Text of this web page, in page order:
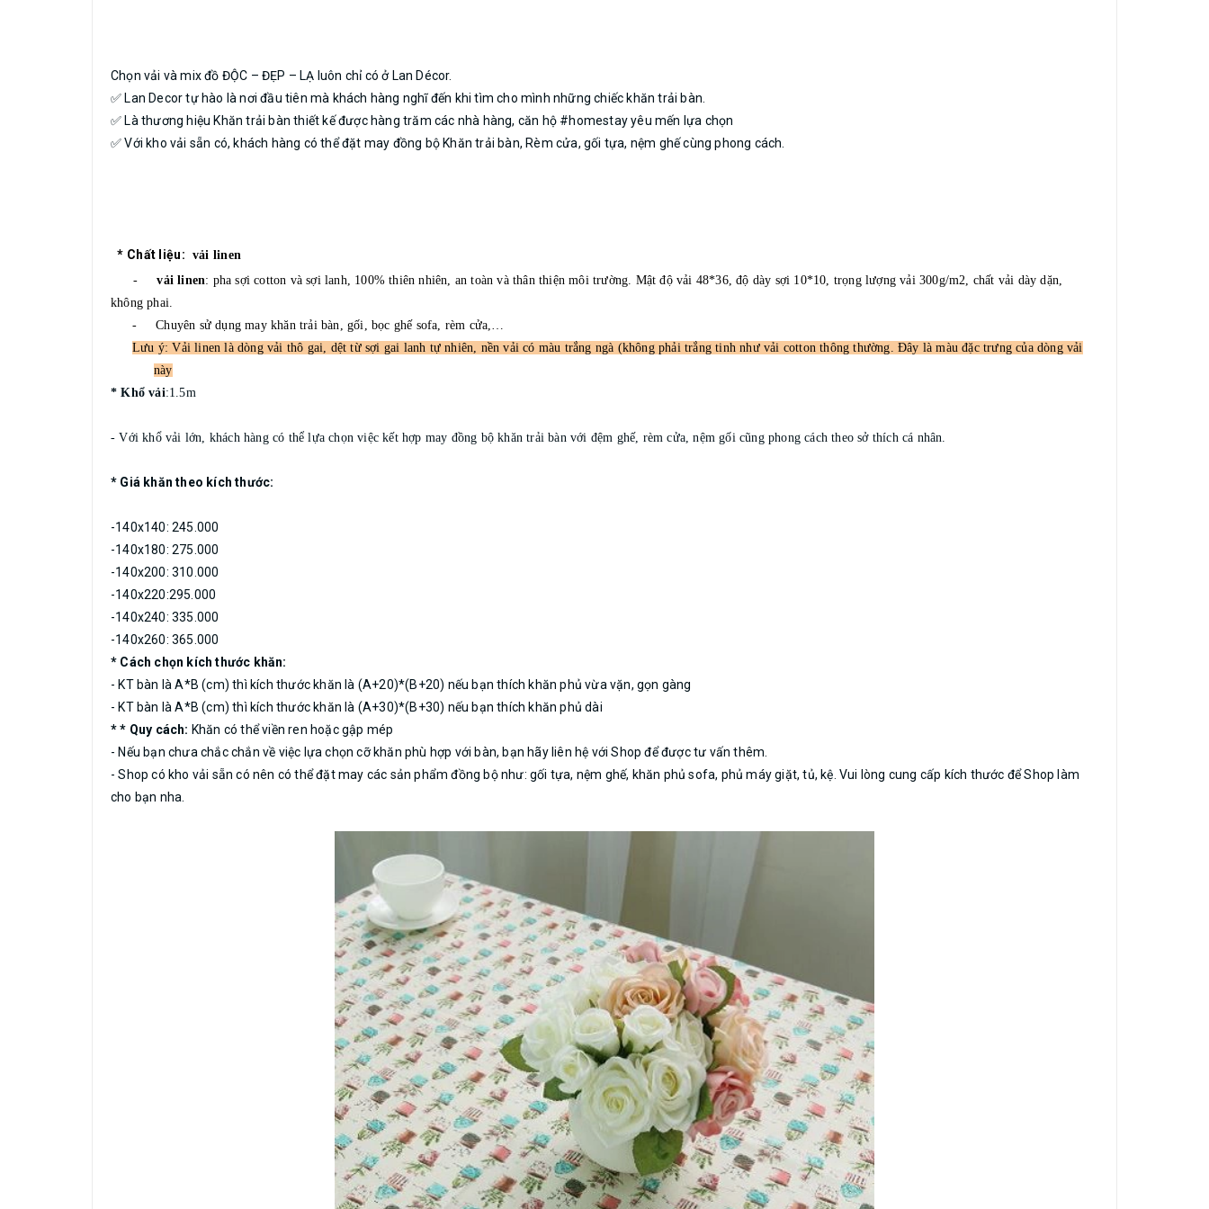
Chọn vải và mix đồ ĐỘC – ĐẸP – LẠ luôn chỉ có ở Lan Décor.
✅ Lan Decor tự hào là nơi đầu tiên mà khách hàng nghĩ đến khi tìm cho mình những chiếc khăn trải bàn.
✅ Là thương hiệu Khăn trải bàn thiết kế được hàng trăm các nhà hàng, căn hộ #homestay yêu mến lựa chọn
✅ Với kho vải sẵn có, khách hàng có thể đặt may đồng bộ Khăn trải bàn, Rèm cửa, gối tựa, nệm ghế cùng phong cách.
* Chất liệu: vải linen
-vải linen: pha sợi cotton và sợi lanh, 100% thiên nhiên, an toàn và thân thiện môi trường. Mật độ vải 48*36, độ dày sợi 10*10, trọng lượng vải 300g/m2, chất vải dày dặn,
không phai.
-Chuyên sử dụng may khăn trải bàn, gối, bọc ghế sofa, rèm cửa,…
Lưu ý: Vải linen là dòng vải thô gai, dệt từ sợi gai lanh tự nhiên, nền vải có màu trắng ngà (không phải trắng tinh như vải cotton thông thường. Đây là màu đặc trưng của dòng vải
này
* Khổ vải:1.5m
- Với khổ vải lớn, khách hàng có thể lựa chọn việc kết hợp may đồng bộ khăn trải bàn với đệm ghế, rèm cửa, nệm gối cũng phong cách theo sở thích cá nhân.
* Giá khăn theo kích thước:
-140x140: 245.000
-140x180: 275.000
-140x200: 310.000
-140x220:295.000
-140x240: 335.000
-140x260: 365.000
* Cách chọn kích thước khăn:
- KT bàn là A*B (cm) thì kích thước khăn là (A+20)*(B+20) nếu bạn thích khăn phủ vừa vặn, gọn gàng
- KT bàn là A*B (cm) thì kích thước khăn là (A+30)*(B+30) nếu bạn thích khăn phủ dài
* * Quy cách: Khăn có thể viền ren hoặc gập mép
- Nếu bạn chưa chắc chắn về việc lựa chọn cỡ khăn phù hợp với bàn, bạn hãy liên hệ với Shop để được tư vấn thêm.
- Shop có kho vải sẵn có nên có thể đặt may các sản phẩm đồng bộ như: gối tựa, nệm ghế, khăn phủ sofa, phủ máy giặt, tủ, kệ. Vui lòng cung cấp kích thước để Shop làm
cho bạn nha.